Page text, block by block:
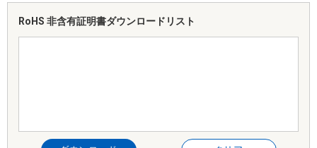
RoHS 非含有証明書ダウンロードリスト